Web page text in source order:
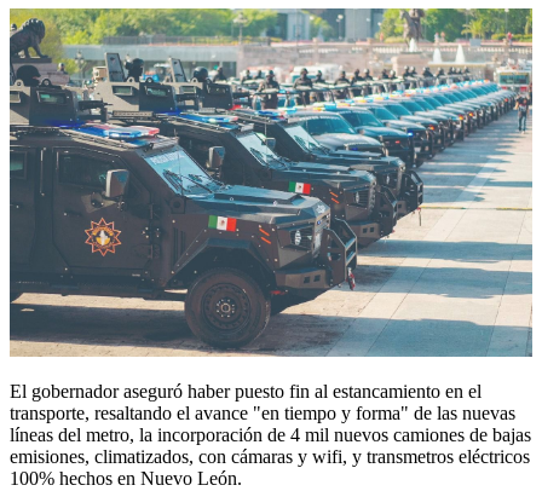
El gobernador aseguró haber puesto fin al estancamiento en el
transporte, resaltando el avance "en tiempo y forma" de las nuevas
líneas del metro, la incorporación de 4 mil nuevos camiones de bajas
emisiones, climatizados, con cámaras y wifi, y transmetros eléctricos
100% hechos en Nuevo León.